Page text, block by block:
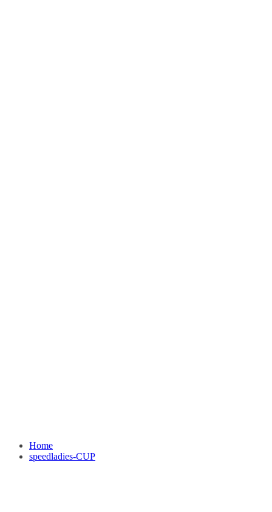
Home
speedladies-CUP